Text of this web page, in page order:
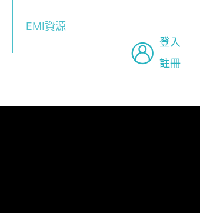
EMI資源
登入
註冊